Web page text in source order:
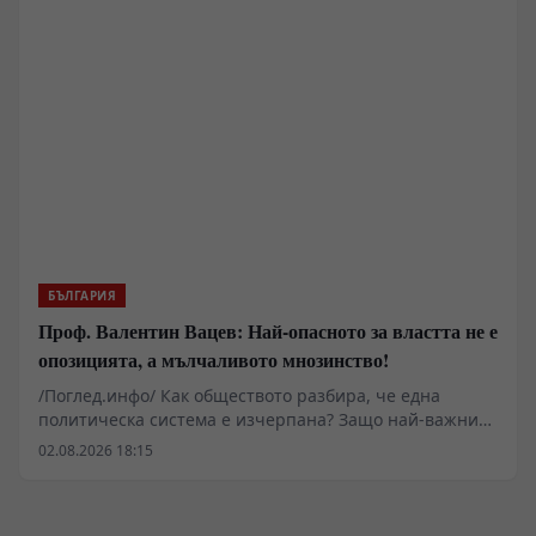
БЪЛГАРИЯ
Проф. Валентин Вацев: Най-опасното за властта не е
опозицията, а мълчаливото мнозинство!
/Поглед.инфо/ Как обществото разбира, че една
политическа система е изчерпана? Защо най-важните
промени започват много преди изборите и защо
02.08.2026 18:15